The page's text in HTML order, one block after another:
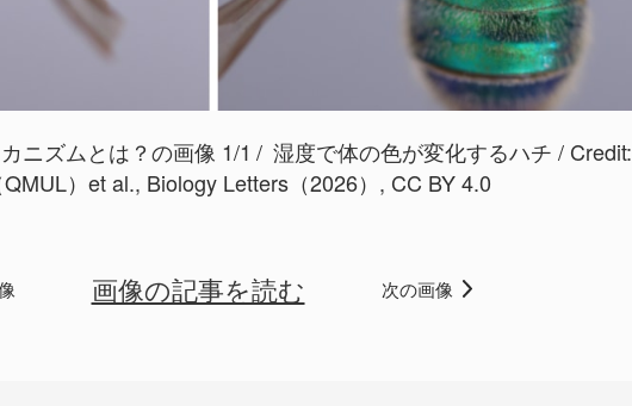
ニズムとは？の画像 1/1 湿度で体の色が変化するハチ / Credit:
）et al., Biology Letters（2026）, CC BY 4.0
画像の記事を読む 次の画像